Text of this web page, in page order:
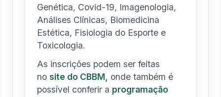
Genética, Covid-19, Imagenologia,
Análises Clínicas, Biomedicina
Estética, Fisiologia do Esporte e
Toxicologia.
As inscrições podem ser feitas
no site do CBBM,
onde também é
possível conferir a programação